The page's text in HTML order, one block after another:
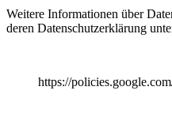
Weitere Informationen über
deren Datenschutzerklärung
https://